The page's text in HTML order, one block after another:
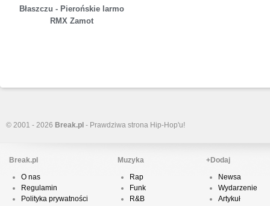
Błaszczu - Pierońskie larmo
RMX Zamot
© 2001 - 2026 Break.pl - Prawdziwa strona Hip-Hop'u!
Break.pl
O nas
Regulamin
Polityka prywatności
Muzyka
Rap
Funk
R&B
+Dodaj
Newsa
Wydarzenie
Artykuł